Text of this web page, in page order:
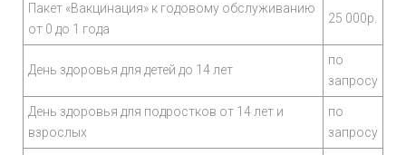
Пакет «Вакцинация» к годовому обслуживанию
от 0 до 1 года
25 000р.
День здоровья для детей до 14 лет
по
запросу
День здоровья для подростков от 14 лет и
взрослых
по
запросу